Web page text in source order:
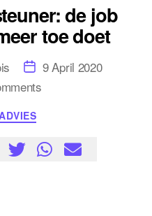
de job
toe doet
Post
date
9 April 2020
on
die
er
Categories